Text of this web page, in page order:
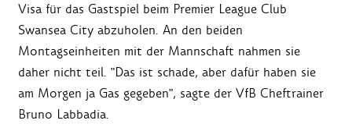
Visa für das Gastspiel beim Premier League Club
Swansea City abzuholen. An den beiden
Montagseinheiten mit der Mannschaft nahmen sie
daher nicht teil. "Das ist schade, aber dafür haben sie
am Morgen ja Gas gegeben", sagte der VfB Cheftrainer
Bruno Labbadia.